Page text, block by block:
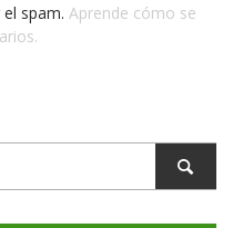
spam. Aprende cómo se